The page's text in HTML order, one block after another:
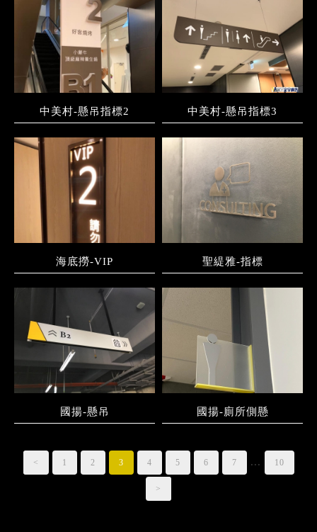
中美村-懸吊指標2 中美村-懸吊指標3
海底撈-VIP 聖緹雅-指標
國揚-懸吊 國揚-廁所側懸
< 1 2 3 4 5 6 7 ... 10
>